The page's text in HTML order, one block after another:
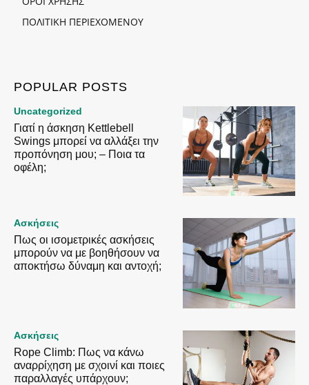
ΠΟΛΙΤΙΚΗ ΠΕΡΙΕΧΟΜΕΝΟΥ
POPULAR POSTS
Uncategorized
Γιατί η άσκηση Kettlebell
Swings μπορεί να αλλάξει την
προπόνηση μου; – Ποια τα
οφέλη;
Ασκήσεις
Πως οι ισομετρικές ασκήσεις
μπορούν να με βοηθήσουν να
αποκτήσω δύναμη και αντοχή;
Ασκήσεις
Rope Climb: Πως να κάνω
αναρρίχηση με σχοινί και ποιες
παραλλαγές υπάρχουν;